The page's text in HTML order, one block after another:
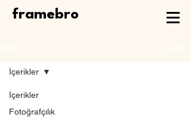
framebro
İçerikler
Fotoğrafçılık
İçerikler